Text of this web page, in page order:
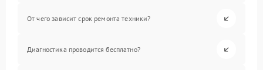
От чего зависит срок ремонта техники?
Диагностика проводится бесплатно?